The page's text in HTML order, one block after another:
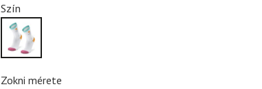
4.85
5-ből,
értékelés
alapján
Szín
Zokni mérete